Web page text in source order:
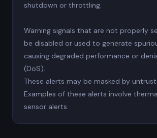
shutdown or throttling.
Warning signals that are not properly
be disabled or used to generate
causing degraded performance or
(DoS).
These alerts may be masked by
Examples of these alerts involve
sensor alerts.